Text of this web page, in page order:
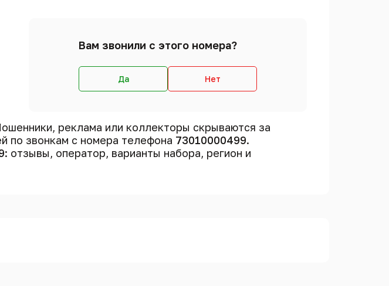
Вам звонили с этого номера?
Да Нет
реклама или коллекторы скрываются за
по звонкам с номера телефона 73010000499.
: отзывы, оператор, варианты набора, регион и